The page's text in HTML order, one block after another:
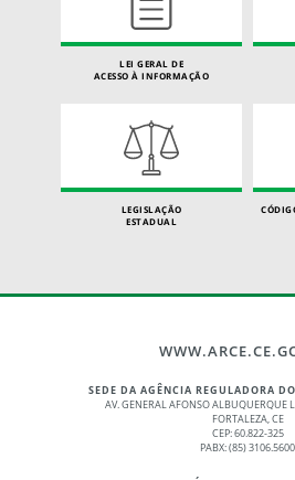
LEI GERAL DE
ACESSO À INFORMAÇÃO
LEGISLAÇÃO
ESTADUAL
SEDE DA AGÊNCIA REGULADORA
AV. GENERAL AFONSO ALBUQUERQUE
FORTALEZA, CE
CEP: 60.822-325
PABX: (85) 3106.5600